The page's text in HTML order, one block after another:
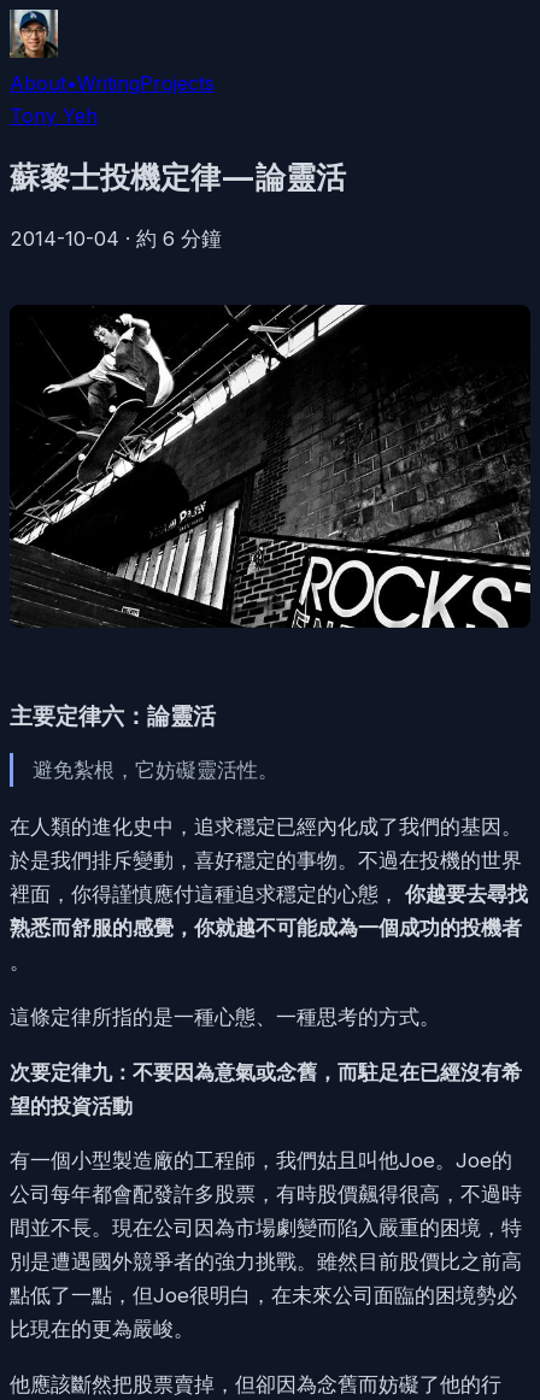
About•WritingProjects
Tony Yeh
蘇黎士投機定律 — 論靈活
2014-10-04 · 約 6 分鐘
主要定律六：論靈活
避免紮根，它妨礙靈活性。
在人類的進化史中，追求穩定已經內化成了我們的基因。
於是我們排斥變動，喜好穩定的事物。不過在投機的世界
裡面，你得謹慎應付這種追求穩定的心態， 你越要去尋找
熟悉而舒服的感覺，你就越不可能成為一個成功的投機者
。
這條定律所指的是一種心態、一種思考的方式。
次要定律九：不要因為意氣或念舊，而駐足在已經沒有希
望的投資活動
有一個小型製造廠的工程師，我們姑且叫他Joe。Joe的
公司每年都會配發許多股票，有時股價飆得很高，不過時
間並不長。現在公司因為市場劇變而陷入嚴重的困境，特
別是遭遇國外競爭者的強力挑戰。雖然目前股價比之前高
點低了一點，但Joe很明白，在未來公司面臨的困境勢必
比現在的更為嚴峻。
他應該斷然把股票賣掉，但卻因為念舊而妨礙了他的行